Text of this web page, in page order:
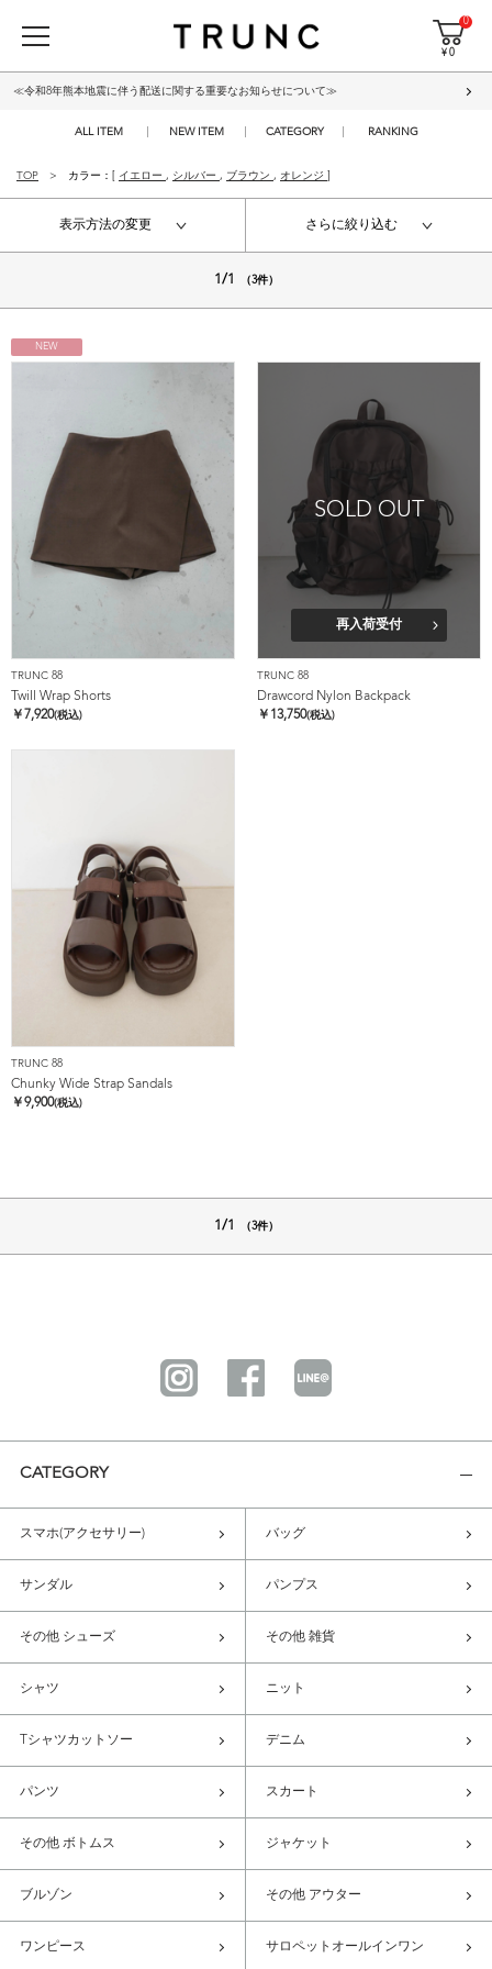
0
¥ 0
≪令和8年熊本地震に伴う配送に関する重要なお知らせについて≫
ALL ITEM NEW ITEM CATEGORY RANKING
TOP カラー：[ イエロー , シルバー , ブラウン , オレンジ
表示方法の変更 さらに絞り込む
1/1 （3件）
NEW
TRUNC 88
Twill Wrap Shorts
￥ 7,920(税込)
SOLD OUT
再入荷受付
TRUNC 88
Drawcord Nylon Backpack
￥ 13,750(税込)
TRUNC 88
Chunky Wide Strap Sandals
￥9,900(税込)
1/1 （3件）
CATEGORY
スマホ(アクセサリー) バッグ
サンダル パンプス
その他 シューズ その他 雑貨
シャツ ニット
Tシャツカットソー デニム
パンツ スカート
その他 ボトムス ジャケット
ブルゾン その他 アウター
ワンピース サロペットオールインワン